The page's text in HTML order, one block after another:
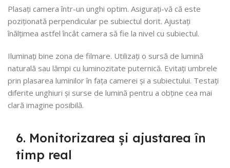
Plasați camera într-un unghi optim. Asigurați-vă că este
poziționată perpendicular pe subiectul dorit. Ajustați
înălțimea astfel încât camera să fie la nivel cu subiectul.
Iluminați bine zona de filmare. Utilizați o sursă de lumină
naturală sau lămpi cu luminozitate puternică. Evitați umbrele
prin plasarea luminilor în fața camerei și a subiectului. Testați
diferite unghiuri și surse de lumină pentru a obține cea mai
clară imagine posibilă.
6. Monitorizarea și ajustarea în
timp real